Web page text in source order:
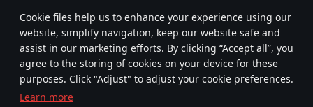
Сookie files help us to enhance your experience using our
website, simplify navigation, keep our website safe and
assist in our marketing efforts. By clicking “Accept all”, you
agree to the storing of cookies on your device for these
purposes. Click "Adjust" to adjust your cookie preferences.
Learn more